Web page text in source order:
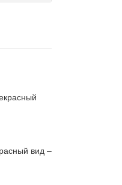
вид –